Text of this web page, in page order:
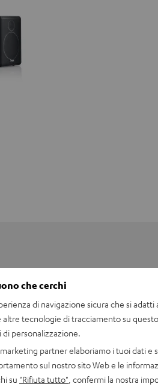
che cerchi
di navigazione sicura che si adatti
altre tecnologie di tracciamento su
personalizzazione.
partner elaboriamo i tuoi dati e
sul nostro sito Web e le
su "Rifiuta tutto" , confermi la nostra